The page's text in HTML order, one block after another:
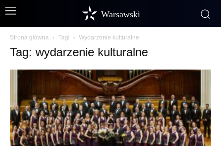
Warsawski
Strona główna Tagi Wydarzenie kulturalne
Tag: wydarzenie kulturalne